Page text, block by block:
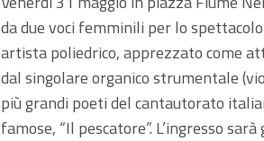
da due voci femminili per lo
artista poliedrico, apprezzato come
dal singolare organico strumentale
più grandi poeti del cantautorato
famose, “Il pescatore”. L’ingresso